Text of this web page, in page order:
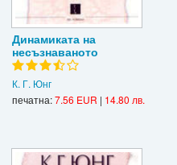
Динамиката на
несъзнаваното
К. Г. Юнг
печатна:7.56 EUR | 14.80 лв.